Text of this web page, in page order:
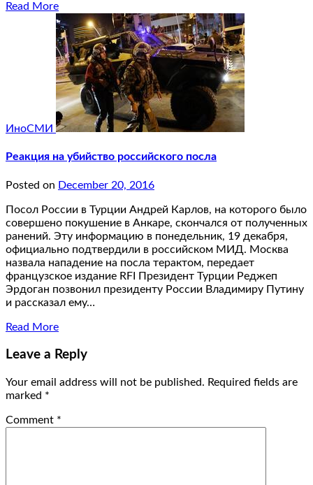
Read More
ИноСМИ
Реакция на убийство российского посла
Posted on December 20, 2016
Посол России в Турции Андрей Карлов, на которого было
совершено покушение в Анкаре, скончался от полученных
ранений. Эту информацию в понедельник, 19 декабря,
официально подтвердили в российском МИД. Москва
назвала нападение на посла терактом, передает
французское издание RFI Президент Турции Реджеп
Эрдоган позвонил президенту России Владимиру Путину
и рассказал ему…
Read More
Leave a Reply
Your email address will not be published. Required fields are
marked *
Comment *